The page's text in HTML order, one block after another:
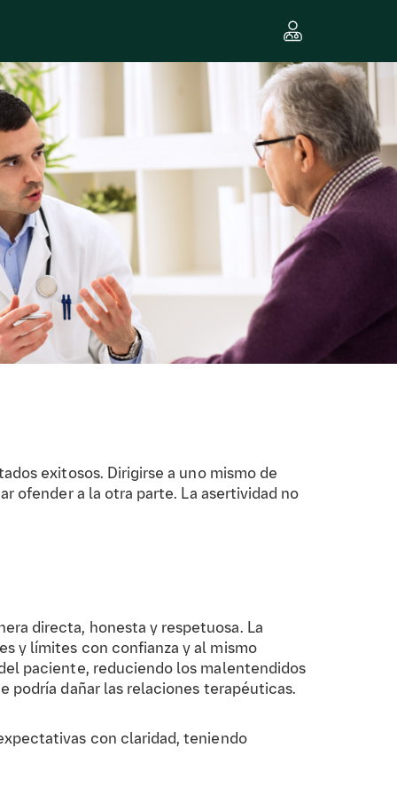
exitosos. Dirigirse a uno mismo de
ofender a la otra parte. La asertividad no
directa, honesta y respetuosa. La
y límites con confianza y al mismo
paciente, reduciendo los malentendidos
podría dañar las relaciones terapéuticas.
con claridad, teniendo